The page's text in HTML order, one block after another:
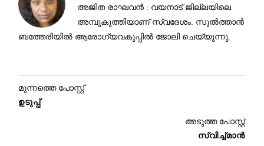
അജിത രാഘവന്‍ : വയനാട് ജില്ലയിലെ
അമ്പുകുത്തിയാണ്‌ സ്വദേശം. സുല്‍ത്താന്‍
ബത്തേരിയില്‍ ആരോഗ്യവകുപ്പില്‍ ജോലി ചെയ്യുന്നു.
മുന്നത്തെ പോസ്റ്റ്
ഉടുപ്പ്
അടുത്ത പോസ്റ്റ്
സ്വിച്ച്മാൻ